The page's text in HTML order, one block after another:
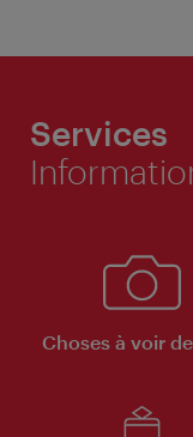
Services
Choses à voir